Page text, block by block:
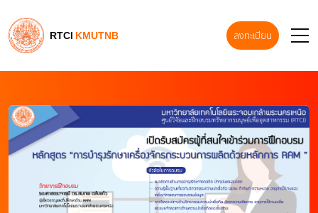
RTCI KMUTNB ลงทะเบียน